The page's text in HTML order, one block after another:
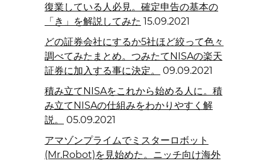
復業している人必見。確定申告の基本の
「き」を解説してみた 15.09.2021
どの証券会社にするか5社ほど絞って色々
調べてみたまとめ。つみたてNISAの楽天
証券に加入する事に決定。
09.09.2021
積み立てNISAをこれから始める人に。積
み立てNISAの仕組みをわかりやすく解
説。
05.09.2021
アマゾンプライムでミスターロボット
(Mr.Robot)を見始めた。ニッチ向け海外